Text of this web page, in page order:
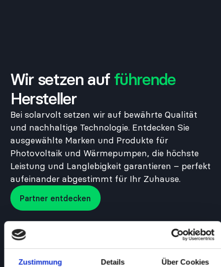
Zustimmung Details Über Cookies
Wir setzen auf führende
Hersteller
Bei solarvolt setzen wir auf bewährte Qualität
und nachhaltige Technologie. Entdecken Sie
ausgewählte Marken und Produkte für
Photovoltaik und Wärmepumpen, die höchste
Leistung und Langlebigkeit garantieren – perfekt
aufeinander abgestimmt für Ihr Zuhause.
Partner entdecken
Partner entdecken